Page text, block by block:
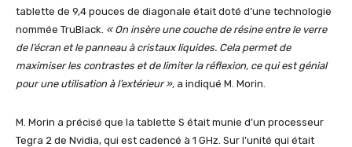
tablette de 9,4 pouces de diagonale était doté d’une technologie
nommée TruBlack. « On insère une couche de résine entre le verre
de l’écran et le panneau à cristaux liquides. Cela permet de
maximiser les contrastes et de limiter la réflexion, ce qui est génial
pour une utilisation à l’extérieur », a indiqué M. Morin.
M. Morin a précisé que la tablette S était munie d’un processeur
Tegra 2 de Nvidia, qui est cadencé à 1 GHz. Sur l’unité qui était